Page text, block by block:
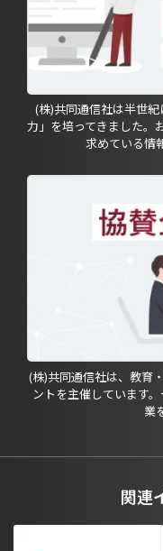
(株)共同通信社は半世
力」を培ってきました。
求めている情
(株)共同通信社は、教育
ントを主催しています
業
関連